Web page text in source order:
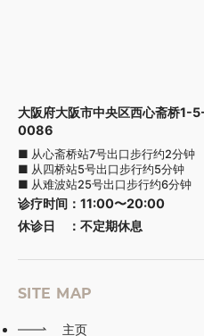
大阪府大阪市中央区西心斋桥
0086
■ 从心斋桥站7号出口步行约2分钟
■ 从四桥站5号出口步行约5分钟
■ 从难波站25号出口步行约6分钟
诊疗时间 ： 11:00〜20:00
休诊日
： 不定期休息
SITE MAP
主页